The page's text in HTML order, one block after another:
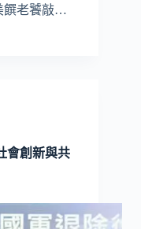
饌老饕敲…
會創新與共